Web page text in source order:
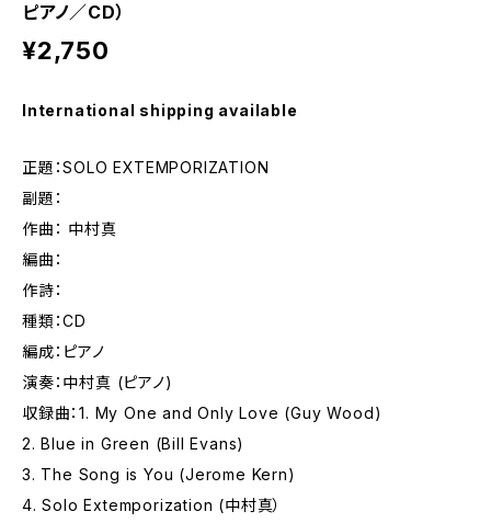
ピアノ／CD）
¥2,750
International shipping available
正題：SOLO EXTEMPORIZATION
副題：
作曲： 中村真
編曲：
作詩：
種類：CD
編成：ピアノ
演奏：中村真 (ピアノ)
収録曲：1. My One and Only Love (Guy Wood)
2. Blue in Green (Bill Evans)
3. The Song is You (Jerome Kern)
4. Solo Extemporization (中村真）